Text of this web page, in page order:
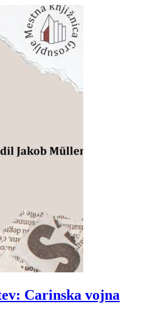
Carinska vojna